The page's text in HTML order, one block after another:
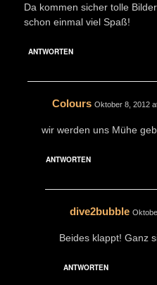
Da kommen sicher tolle
schon einmal viel Spaß!
ANTWORTEN
Colours Oktober 8, 2012
wir werden uns Mühe
ANTWORTEN
dive2bubble
Beides klappt! Ganz
ANTWORTEN